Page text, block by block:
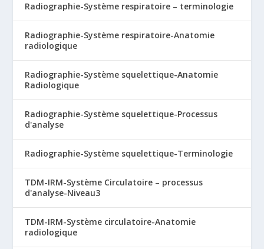
Radiographie-Système respiratoire – terminologie
Radiographie-Système respiratoire-Anatomie
radiologique
Radiographie-Système squelettique-Anatomie
Radiologique
Radiographie-Système squelettique-Processus
d'analyse
Radiographie-Système squelettique-Terminologie
TDM-IRM-Système Circulatoire – processus
d'analyse-Niveau3
TDM-IRM-Système circulatoire-Anatomie
radiologique